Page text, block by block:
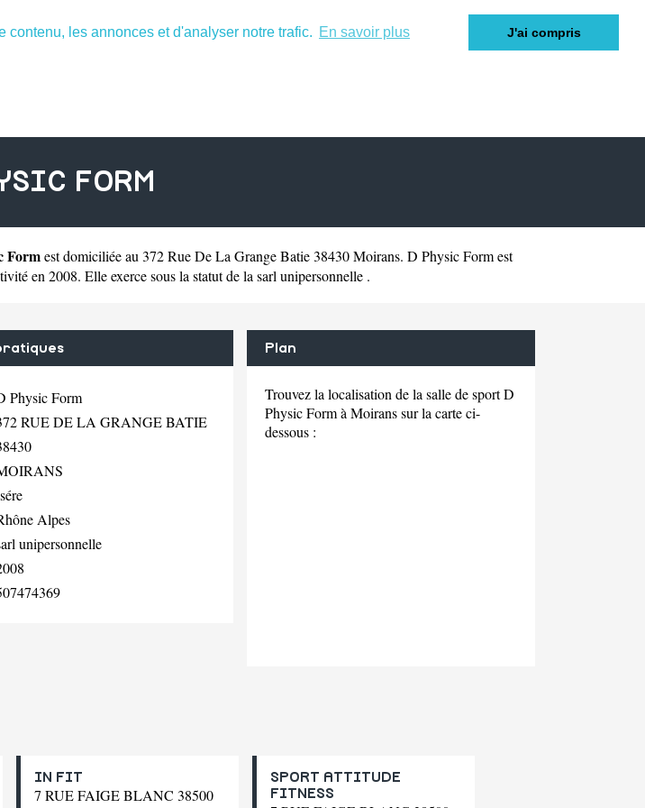
les annonces et d'analyser notre trafic. En savoir plus J'ai compris
FORM
Formest domiciliée au 372 Rue De La Grange Batie 38430 Moirans. D Physic Form est
en 2008. Elle exerce sous la statut de la sarl unipersonnelle .
Physic Form
RUE DE LA GRANGE BATIE
Alpes
unipersonnelle
Plan
Trouvez la localisation de la salle de sport D
Physic Form à Moirans sur la carte ci-
dessous :
IN FIT
7 RUE FAIGE BLANC 38500
SPORT ATTITUDE
FITNESS